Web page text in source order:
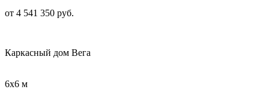
от 4 541 350 руб.
Каркасный дом Вега
6х6 м